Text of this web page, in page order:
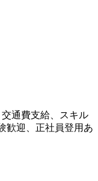
通費支給、スキル
歓迎、正社員登用あ